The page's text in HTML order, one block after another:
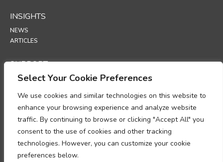
Select Your Cookie Preferences
We use cookies and similar technologies on this website to
enhance your browsing experience and analyze website
traffic. By continuing to browse or clicking "Accept All" you
consent to the use of cookies and other tracking
technologies. However, you can customize your cookie
preferences below.
INSIGHTS
NEWS
ARTICLES
SUPPORT
TECHNICAL PORTAL
POLICIES
POLITIKA ZASEBNOSTI
POLITIKA PIŠKOTKOV
MEMORANDUM O SKLADNOSTI Z ZAKONODAJO PRI OBDELAVI
OSEBNIH PODATKOV
DODATEK O OBDELAVI PODATKOV